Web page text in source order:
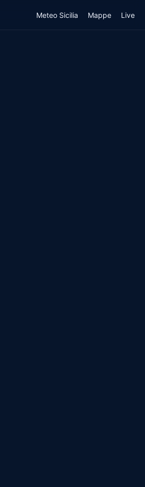
Meteo Sicilia Mappe Live